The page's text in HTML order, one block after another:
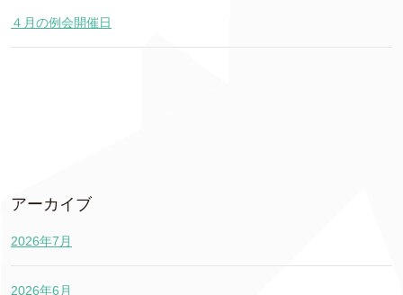
４月の例会開催日
アーカイブ
2026年7月
2026年6月